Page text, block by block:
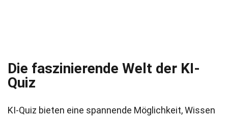
Die faszinierende Welt der KI-
Quiz
KI-Quiz bieten eine spannende Möglichkeit, Wissen